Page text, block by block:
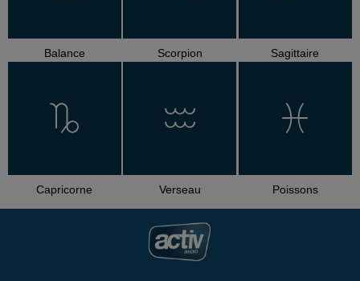
Balance Scorpion Sagittaire
Capricorne Verseau Poissons